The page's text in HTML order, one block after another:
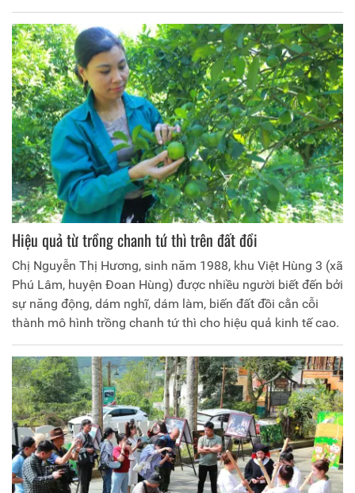
triển du lịch gắn với đồi chè, chính quyền xã đã khuyến
khích người dân từng bước xây dựng thương hiệu chè
Long Cốc trở thành sản phẩm đặc trưng, tạo ấn tượng đẹp
cho du khách khi đặt chân đến vùng bán sơn địa này.
Hiệu quả từ trồng chanh tứ thì trên đất đồi
Chị Nguyễn Thị Hương, sinh năm 1988, khu Việt Hùng 3 (xã
Phú Lâm, huyện Đoan Hùng) được nhiều người biết đến bởi
sự năng động, dám nghĩ, dám làm, biến đất đồi cằn cỗi
thành mô hình trồng chanh tứ thì cho hiệu quả kinh tế cao.